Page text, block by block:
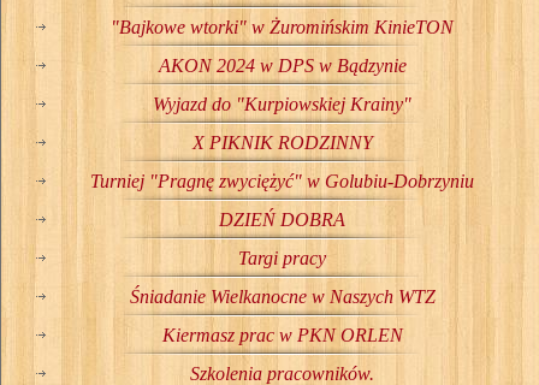
"Bajkowe wtorki" w Żuromińskim KinieTON
AKON 2024 w DPS w Bądzynie
Wyjazd do "Kurpiowskiej Krainy"
X PIKNIK RODZINNY
Turniej "Pragnę zwyciężyć" w Golubiu-Dobrzyniu
DZIEŃ DOBRA
Targi pracy
Śniadanie Wielkanocne w Naszych WTZ
Kiermasz prac w PKN ORLEN
Szkolenia pracowników.